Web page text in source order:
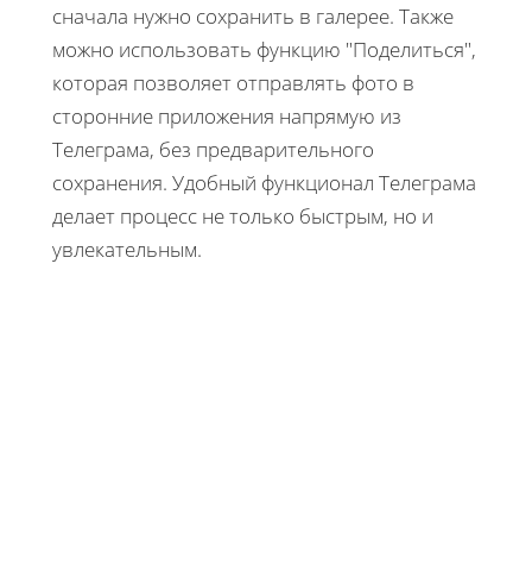
сначала нужно сохранить в галерее. Также
можно использовать функцию "Поделиться",
которая позволяет отправлять фото в
сторонние приложения напрямую из
Телеграма, без предварительного
сохранения. Удобный функционал Телеграма
делает процесс не только быстрым, но и
увлекательным.